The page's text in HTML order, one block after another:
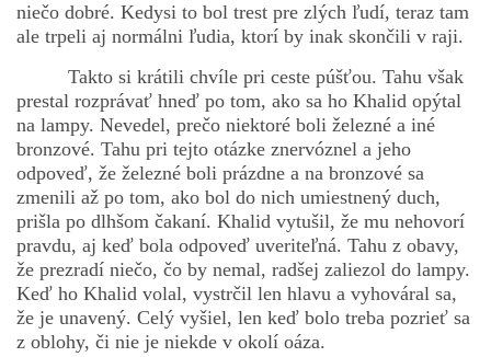
niečo dobré. Kedysi to bol trest pre zlých ľudí, teraz tam
ale trpeli aj normálni ľudia, ktorí by inak skončili v raji.
Takto si krátili chvíle pri ceste púšťou. Tahu však
prestal rozprávať hneď po tom, ako sa ho Khalid opýtal
na lampy. Nevedel, prečo niektoré boli železné a iné
bronzové. Tahu pri tejto otázke znervóznel a jeho
odpoveď, že železné boli prázdne a na bronzové sa
zmenili až po tom, ako bol do nich umiestnený duch,
prišla po dlhšom čakaní. Khalid vytušil, že mu nehovorí
pravdu, aj keď bola odpoveď uveriteľná. Tahu z obavy,
že prezradí niečo, čo by nemal, radšej zaliezol do lampy.
Keď ho Khalid volal, vystrčil len hlavu a vyhováral sa,
že je unavený. Celý vyšiel, len keď bolo treba pozrieť sa
z oblohy, či nie je niekde v okolí oáza.